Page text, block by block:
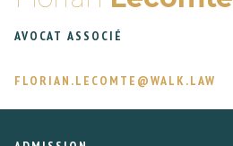
AVOCAT ASSOCIÉ
FLORIAN.LECOMTE@WALK.LAW